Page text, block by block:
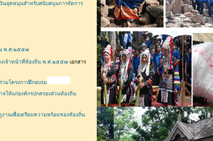
นอุดหนุนสำหรับสนับสนุนการจัดการ
ณ พ.ศ.๒๕๕๗
งเจ้าหน้าที่ท้องถิ่น พ.ศ.๒๕๕๗ เอกสาร
มโครงการฝึกอบรม
ให้แก่องค์กรปกครองส่วนท้องถิ่น
งานเพื่อเตรียมความพร้อมของท้องถิ่น